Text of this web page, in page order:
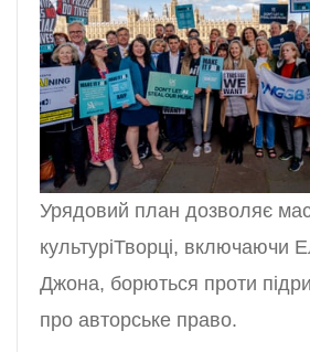
Урядовий план дозволяє
культуріТворці, включаючи
Джона, борються проти
про авторське право.